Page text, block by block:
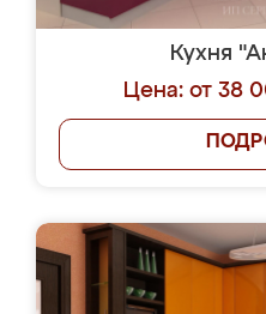
Кухня
Цена: от 38